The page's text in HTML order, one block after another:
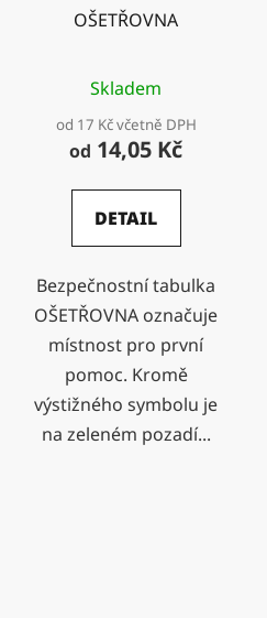
OŠETŘOVNA
Skladem
od 17 Kč včetně DPH
od 14,05 Kč
DETAIL
Bezpečnostní tabulka
OŠETŘOVNA označuje
místnost pro první
pomoc. Kromě
výstižného symbolu je
na zeleném pozadí...